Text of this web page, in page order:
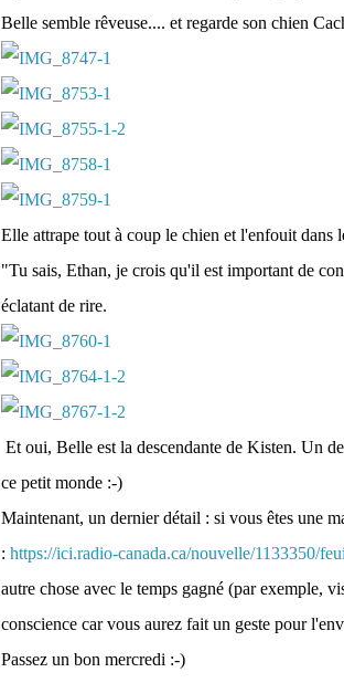
Belle semble rêveuse.... et regarde son chien
Elle attrape tout à coup le chien et l'enfouit dans
"Tu sais, Ethan, je crois qu'il est important de
éclatant de rire.
Et oui, Belle est la descendante de Kisten. Un
ce petit monde :-)
Maintenant, un dernier détail : si vous êtes une
: https://ici.radio-canada.ca/nouvelle/1133350/
autre chose avec le temps gagné (par exemple,
conscience car vous aurez fait un geste pour
Passez un bon mercredi :-)